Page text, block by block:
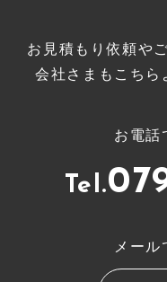
お見積もり依頼や
会社さまもこちら
お電話
Tel.
メール